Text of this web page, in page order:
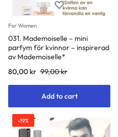
For Women
031. Mademoiselle – mini
parfym för kvinnor – inspirerad
av Mademoiselle*
80,00kr 99,00kr
Add to cart
-19%